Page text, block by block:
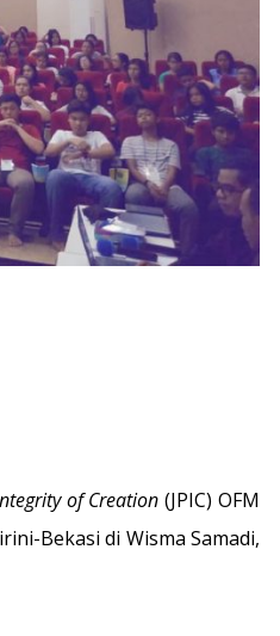
of Creation (JPIC) OFM
Bekasi di Wisma Samadi,